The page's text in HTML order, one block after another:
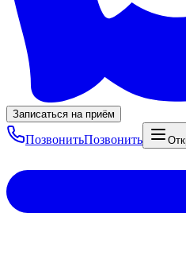
Записаться на приём
ПозвонитьПозвонить